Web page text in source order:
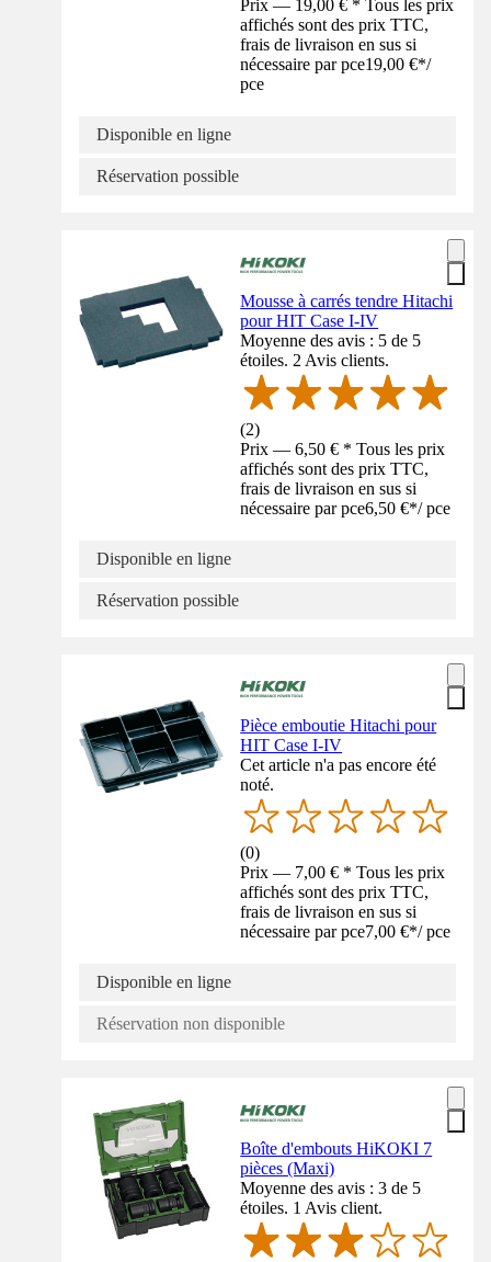
Prix — 19,00 € * Tous les prix
affichés sont des prix TTC,
frais de livraison en sus si
nécessaire par pce19,00 €*/
pce
Disponible en ligne
Réservation possible
Mousse à carrés tendre Hitachi
pour HIT Case I-IV
Moyenne des avis : 5 de 5
étoiles. 2 Avis clients.
(2)
Prix — 6,50 € * Tous les prix
affichés sont des prix TTC,
frais de livraison en sus si
nécessaire par pce6,50 €*/ pce
Disponible en ligne
Réservation possible
Pièce emboutie Hitachi pour
HIT Case I-IV
Cet article n'a pas encore été
noté.
(0)
Prix — 7,00 € * Tous les prix
affichés sont des prix TTC,
frais de livraison en sus si
nécessaire par pce7,00 €*/ pce
Disponible en ligne
Réservation non disponible
Boîte d'embouts HiKOKI 7
pièces (Maxi)
Moyenne des avis : 3 de 5
étoiles. 1 Avis client.